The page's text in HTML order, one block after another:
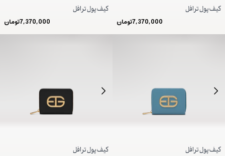
کیف پول ترافل
7,370,000تومان
کیف پول ترافل
7,370,000تومان
کیف پول ترافل کیف پول ترافل